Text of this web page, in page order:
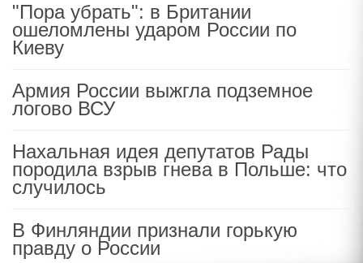
"Пора убрать": в Британии
ошеломлены ударом России по
Киеву
Армия России выжгла подземное
логово ВСУ
Нахальная идея депутатов Рады
породила взрыв гнева в Польше: что
случилось
В Финляндии признали горькую
правду о России